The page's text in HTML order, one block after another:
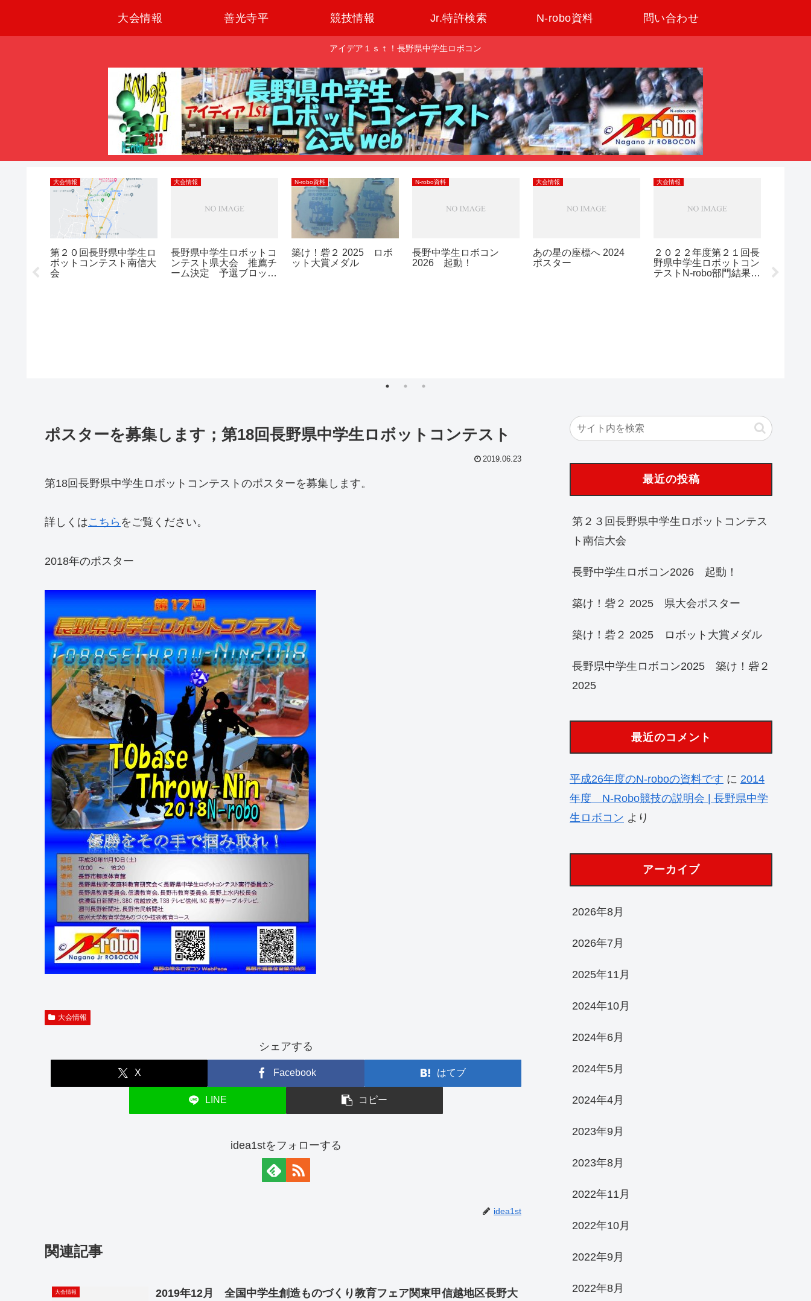
アイデア１ｓｔ！長野県中学生ロボコン
大会情報 善光寺平 競技情報 Jr.特許検索 N-robo資料 問い合わせ
大会情報
第２０回長野県中学生ロ
ボットコンテスト南信大
会
大会情報
長野県中学生ロボットコ
ンテスト県大会 推薦チ
ーム決定 予選ブロック
N-robo資料
築け！砦２ 2025 ロボ
ット大賞メダル
N-robo資料
長野中学生ロボコン
2026 起動！
大会情報
あの星の座標へ 2024
ポスター
大会情報
２０２２年度第２１回長
野県中学生ロボットコン
テストN-robo部門結果一
ポスターを募集します；第18回長野県中学生ロボットコンテスト
2019.06.23
第18回長野県中学生ロボットコンテストのポスターを募集します。
詳しくはこちら をご覧ください。
2018年のポスター
大会情報
シェアする
X Facebook はてブ
LINE コピー
idea1stをフォローする
idea1st
関連記事
大会情報
2019年12月 全国中学生創造ものづくり教育フェア関東甲信越地区長野大
最近の投稿
第２３回長野県中学生ロボットコンテス
ト南信大会
長野中学生ロボコン2026 起動！
築け！砦２ 2025 県大会ポスター
築け！砦２ 2025 ロボット大賞メダル
長野県中学生ロボコン2025 築け！砦２
2025
最近のコメント
平成26年度のN-roboの資料です に 2014
年度 N-Robo競技の説明会 | 長野県中学
生ロボコン より
アーカイブ
2026年8月
2026年7月
2025年11月
2024年10月
2024年6月
2024年5月
2024年4月
2023年9月
2023年8月
2022年11月
2022年10月
2022年9月
2022年8月